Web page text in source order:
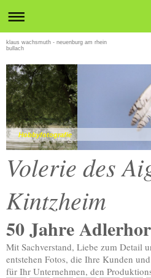
klaus wachsmuth - neuenburg am rhein
bullach
Hobbyfotografie
Volerie des
Kintzheim
50 Jahre
Mit Sachverstand, Liebe zum Detail
entstehen Fotos, die Ihre Kunden
für Ihr Unternehmen, den